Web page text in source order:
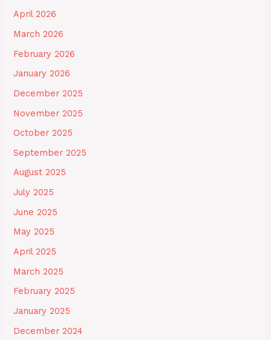
April 2026
March 2026
February 2026
January 2026
December 2025
November 2025
October 2025
September 2025
August 2025
July 2025
June 2025
May 2025
April 2025
March 2025
February 2025
January 2025
December 2024